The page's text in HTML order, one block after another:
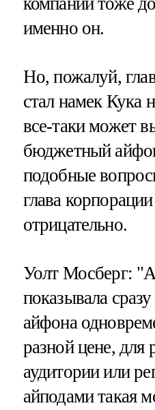
именно он.
Но, пожалуй,
стал намек Кука
все-таки может
бюджетный
подобные
глава
отрицательно.
Уолт Мосберг:
показывала
айфона
разной цене, для
аудитории или
айподами такая